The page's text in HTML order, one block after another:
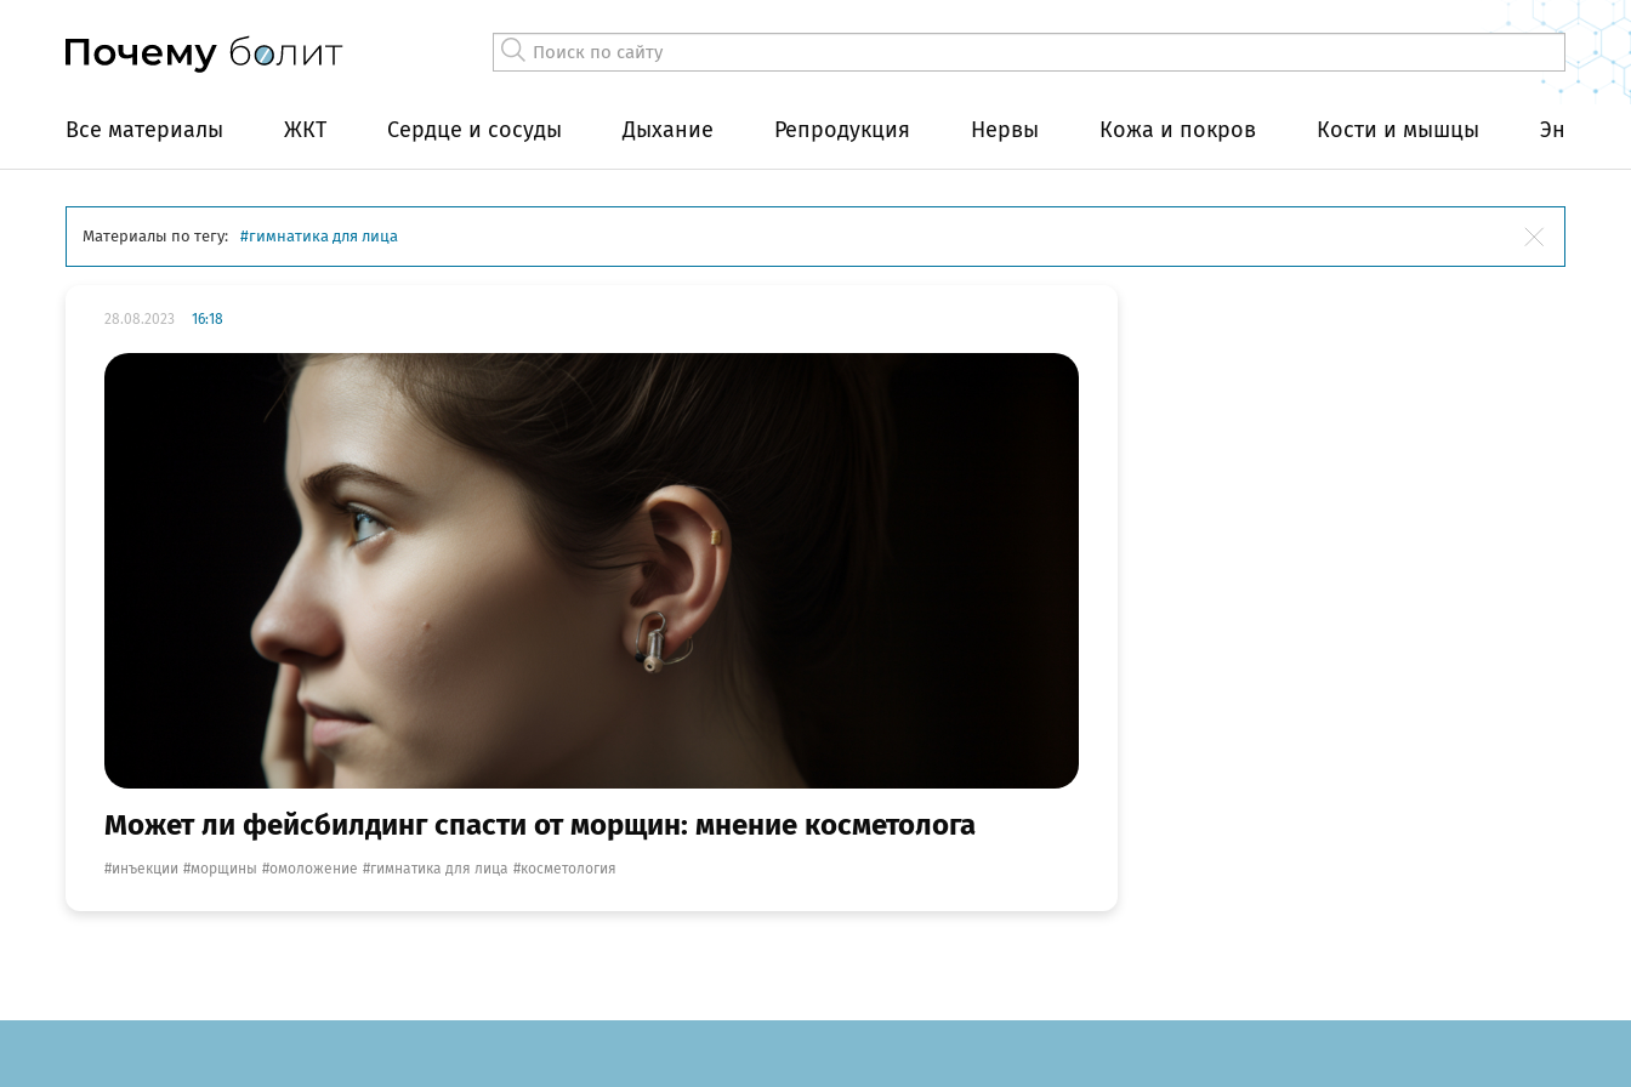
Все материалы ЖКТ Сердце и сосуды Дыхание Репродукция Нервы Кожа и покров Кости и мышцы
Материалы по тегу: гимнатика для лица
28.08.2023 16:18
Может ли фейсбилдинг спасти от морщин: мнение косметолога
инъекции морщины омоложение гимнатика для лица косметология